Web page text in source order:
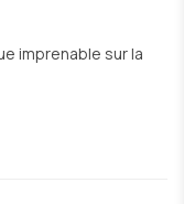
imprenable sur la